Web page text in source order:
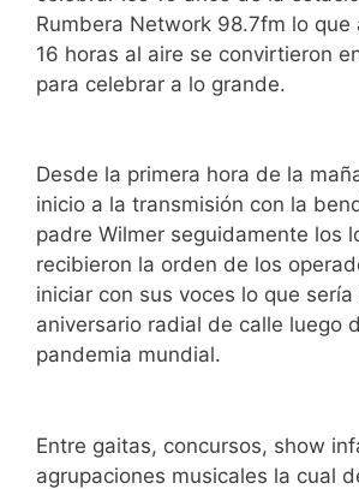
Rumbera Network 98.7fm lo que
16 horas al aire se convirtieron
para celebrar a lo grande.
Desde la primera hora de la
inicio a la transmisión con la
padre Wilmer seguidamente los
recibieron la orden de los
iniciar con sus voces lo que
aniversario radial de calle luego
pandemia mundial.
Entre gaitas, concursos, show
agrupaciones musicales la cual